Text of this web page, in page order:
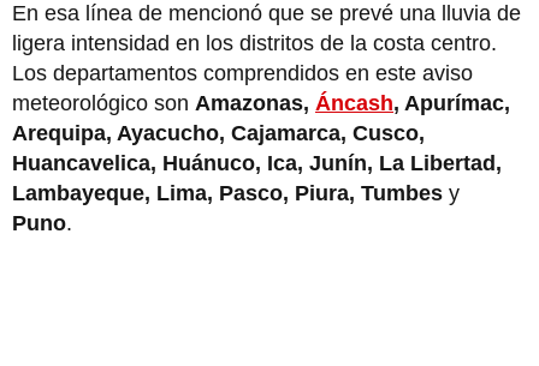
En esa línea de mencionó que se prevé una lluvia de
ligera intensidad en los distritos de la costa centro.
Los departamentos comprendidos en este aviso
meteorológico son Amazonas, Áncash, Apurímac,
Arequipa, Ayacucho, Cajamarca, Cusco,
Huancavelica, Huánuco, Ica, Junín, La Libertad,
Lambayeque, Lima, Pasco, Piura, Tumbes y
Puno.